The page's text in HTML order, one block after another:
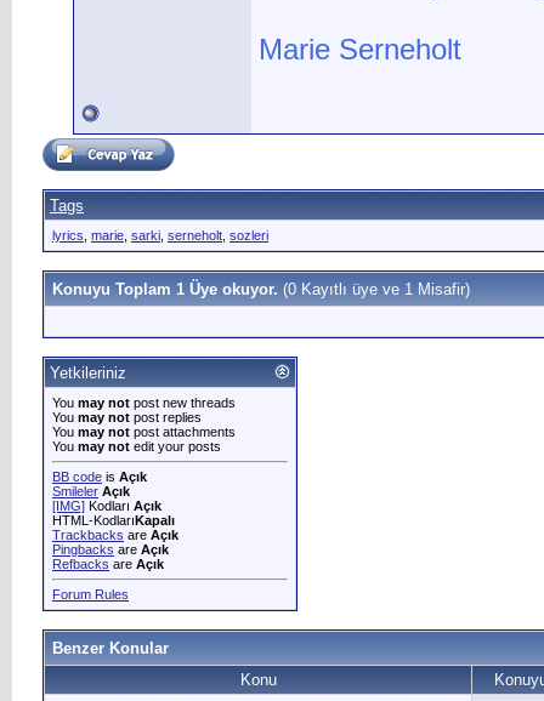
Marie Serneholt
Tags
lyrics marie sarki serneholt sozleri
Konuyu Toplam 1 Üye okuyor. (0 Kayıtlı üye ve 1 Misafir)
Yetkileriniz
You may not post new threads
You may not post replies
You may not post attachments
You may not edit your posts
BB code is Açık
Smileler Açık
[IMG] Kodları Açık
HTML-KodlarıKapalı
Trackbacks are Açık
Pingbacks are Açık
Refbacks are Açık
Forum Rules
Benzer Konular
Konu